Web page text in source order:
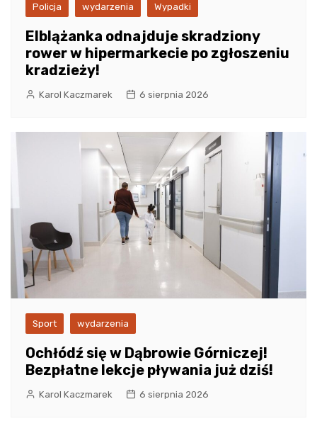
Policja wydarzenia Wypadki
Elblążanka odnajduje skradziony
rower w hipermarkecie po zgłoszeniu
kradzieży!
Karol Kaczmarek 6 sierpnia 2026
Sport wydarzenia
Ochłódź się w Dąbrowie Górniczej!
Bezpłatne lekcje pływania już dziś!
Karol Kaczmarek 6 sierpnia 2026